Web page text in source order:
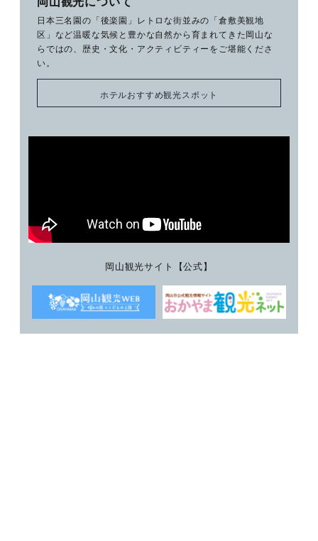
日本三名園の「後楽園」レトロな街並みの「倉敷美観地
区」など温暖な気候と豊かな自然から育まれてきた岡山な
らではの、歴史・文化・アクティビティーをご堪能くださ
い。
ホテルおすすめ観光スポット
岡山観光サイト【公式】